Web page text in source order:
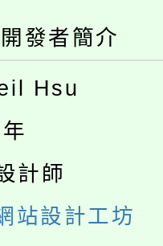
池舉行。
入戶享有免
低收入戶
情可洽有
及科技中
及科技中
案入校路
學年度第
甄選結果
29、30在
開發者簡介
Hsu
計師
站設計工坊